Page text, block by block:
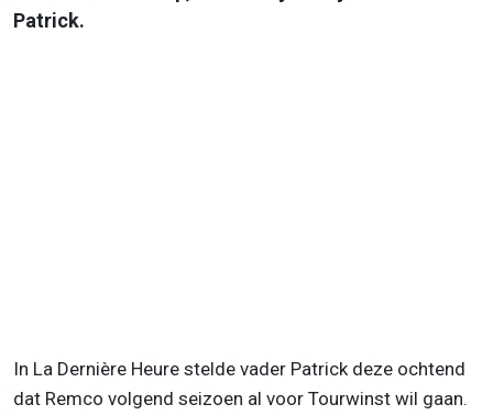
Patrick.
In La Dernière Heure stelde vader Patrick deze ochtend
dat Remco volgend seizoen al voor Tourwinst wil gaan.